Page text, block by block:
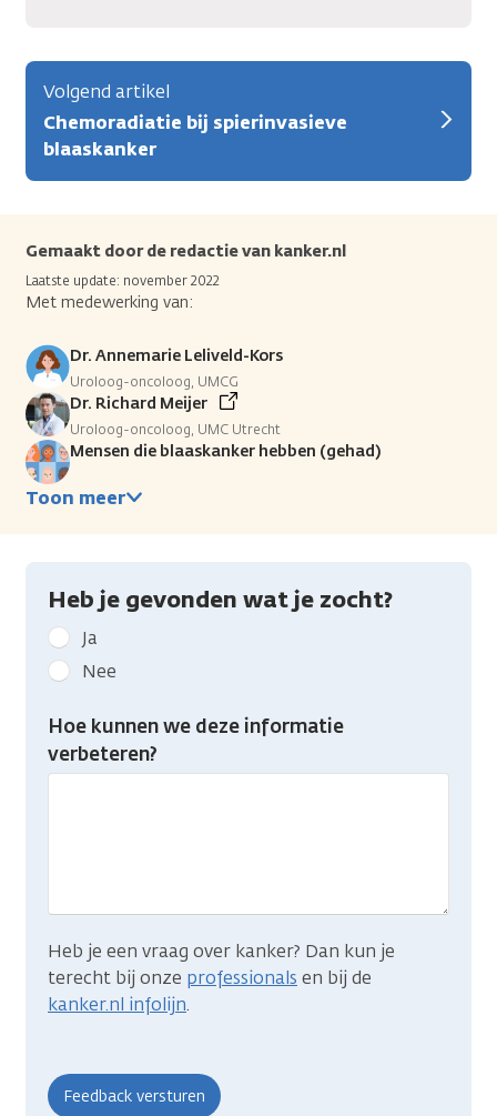
Volgend artikel
Chemoradiatie bij spierinvasieve
blaaskanker
Gemaakt door de redactie van kanker.nl
Laatste update: november 2022
Met medewerking van:
Dr. Annemarie Leliveld-Kors
Uroloog-oncoloog, UMCG
Dr. Richard Meijer
Uroloog-oncoloog, UMC Utrecht
Mensen die blaaskanker hebben (gehad)
Toon meer
Heb je gevonden wat je zocht?
Geef
kanker.nl
feedback:
Heb
gevonden
Ja
Nee
Hoe kunnen we deze informatie
verbeteren?
Heb je een vraag over kanker? Dan kun je
terecht bij onze professionals en bij de
kanker.nl infolijn.